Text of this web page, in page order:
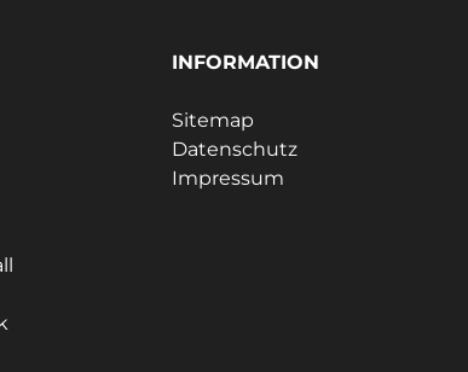
INFORMATION
Sitemap
Datenschutz
Impressum